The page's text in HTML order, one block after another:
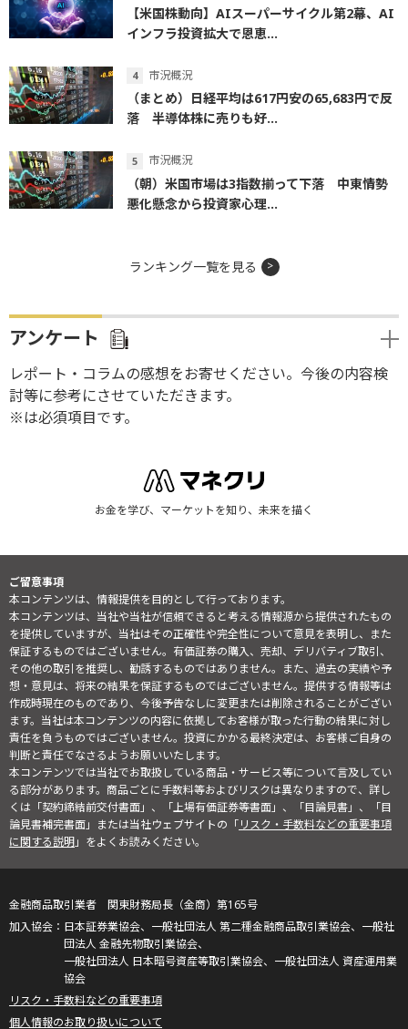
【米国株動向】AIスーパーサイクル第2幕、AI
インフラ投資拡大で恩恵...
市況概況
（まとめ）日経平均は617円安の65,683円で反
落 半導体株に売りも好...
市況概況
（朝）米国市場は3指数揃って下落 中東情勢
悪化懸念から投資家心理...
ランキング一覧を見る
アンケート
レポート・コラムの感想をお寄せください。今後の内容検
討等に参考にさせていただきます。
※は必須項目です。
お金を学び、マーケットを知り、未来を描く
ご留意事項
本コンテンツは、情報提供を目的として行っております。
本コンテンツは、当社や当社が信頼できると考える情報源から提供されたもの
を提供していますが、当社はその正確性や完全性について意見を表明し、また
保証するものではございません。有価証券の購入、売却、デリバティブ取引、
その他の取引を推奨し、勧誘するものではありません。また、過去の実績や予
想・意見は、将来の結果を保証するものではございません。提供する情報等は
作成時現在のものであり、今後予告なしに変更または削除されることがござい
ます。当社は本コンテンツの内容に依拠してお客様が取った行動の結果に対し
責任を負うものではございません。投資にかかる最終決定は、お客様ご自身の
判断と責任でなさるようお願いいたします。
本コンテンツでは当社でお取扱している商品・サービス等について言及してい
る部分があります。商品ごとに手数料等およびリスクは異なりますので、詳し
くは「契約締結前交付書面」、「上場有価証券等書面」、「目論見書」、「目
論見書補完書面」または当社ウェブサイトの「リスク・手数料などの重要事項
に関する説明」をよくお読みください。
金融商品取引業者 関東財務局長（金商）第165号
日本証券業協会、一般社団法人 第二種金融商品取引業協会、一般社
団法人 金融先物取引業協会、
一般社団法人 日本暗号資産等取引業協会、一般社団法人 資産運用業
協会
リスク・手数料などの重要事項
個人情報のお取り扱いについて